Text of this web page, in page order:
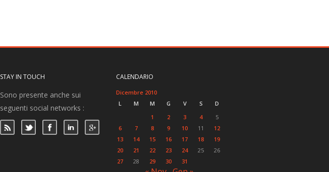
STAY IN TOUCH
Sono presente anche sui
seguenti social networks :
CALENDARIO
Dicembre 2010
L
M M G V S
D
1
2 3 4
5
6
7 8 9 10 11
12
13
14 15 16 17 18
19
20
21 22 23 24 25
26
27
28 29 30 31